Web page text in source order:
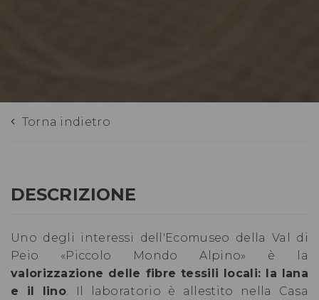
Torna indietro
DESCRIZIONE
Uno degli interessi dell'Ecomuseo della Val di
Peio «Piccolo Mondo Alpino» è la
valorizzazione delle fibre tessili locali: la lana
e il lino. Il laboratorio è allestito nella Casa